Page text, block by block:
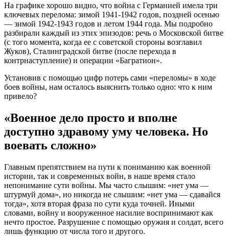
На графике хорошо видно, что война с Германией имела три
ключевых перелома: зимой 1941-1942 годов, поздней осенью
— зимой 1942-1943 годов и летом 1944 года. Мы подробно
разбирали каждый из этих эпизодов: речь о Московской битве
(с того момента, когда ее с советской стороны возглавил
Жуков), Сталинградской битве (после перехода в
контрнаступление) и операции «Багратион».
Установив с помощью цифр потерь сами «переломы» в ходе
боев войны, нам осталось выяснить только одно: что к ним
привело?
«Военное дело просто и вполне
доступно здравому уму человека. Но
воевать сложно»
Главным препятствием на пути к пониманию как военной
истории, так и современных войн, в наше время стало
непонимание сути войны. Мы часто слышим: «нет ума —
штурмуй дома», но никогда не слышим: «нет ума — сдавайся
тогда», хотя вторая фраза по сути куда точней. Иными
словами, войну и вооруженное насилие воспринимают как
нечто простое. Разрушение с помощью оружия и солдат, всего
лишь функцию от числа того и другого.